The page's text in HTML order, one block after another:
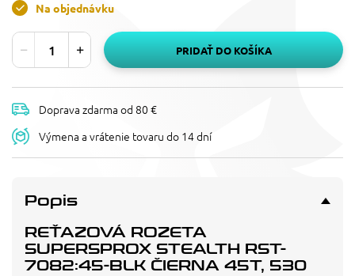
Na objednávku
PRIDAŤ DO KOŠÍKA
Doprava zdarma od 80 €
Výmena a vrátenie tovaru do 14 dní
Popis
REŤAZOVÁ ROZETA
SUPERSPROX STEALTH RST-
7082:45-BLK ČIERNA 45T, 530